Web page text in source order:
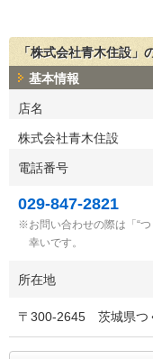
「株式会社青木住設」
基本情報
店名
株式会社青木住設
電話番号
029-847-2821
お問い合わせの際は「“
幸いです。
所在地
〒 300-2645 茨城県つ